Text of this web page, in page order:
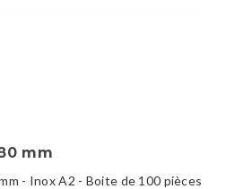
mm
- Inox A2 - Boite de 100 pièces